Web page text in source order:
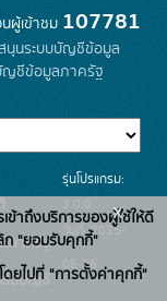
ผู้เข้าชม 107781
นุนระบบบัญชีข้อมูล
ญชีข้อมูลภาครัฐ
ภาครัฐ
มบัญชี
รุ่นโปรแกรม:
3.0.0
วันที่: 2025-
06-26
ข้าถึงบริการของผู้ใช้ให้ดี
ก "ยอมรับคุกกี้"
ยไปที่ "การตั้งค่าคุกกี้"
x